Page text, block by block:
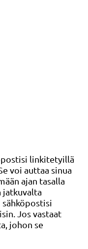
linkitetyillä
voi auttaa sinua
ajan tasalla
jatkuvalta
Jos vastaat
johon se